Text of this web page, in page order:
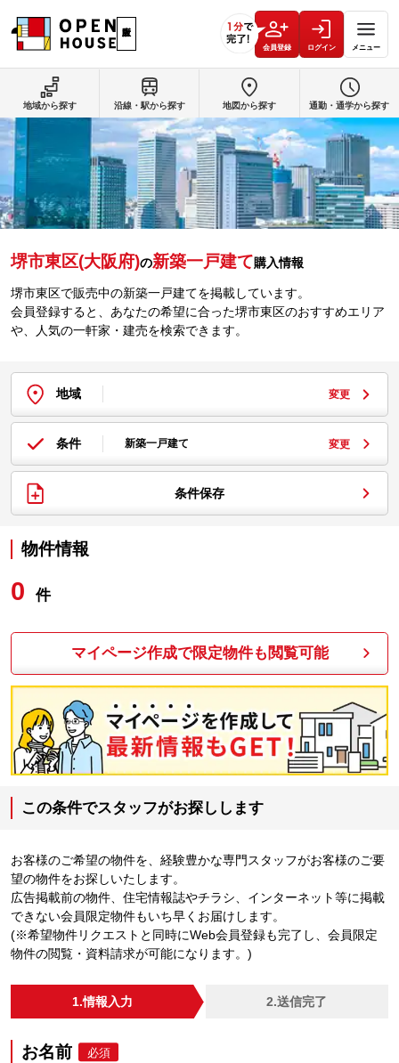
会員登録 ログイン メニュー
堺市東区(大阪府)の新築一戸建て購入情報
堺市東区で販売中の新築一戸建てを掲載しています。
会員登録すると、あなたの希望に合った堺市東区のおすすめエリア
や、人気の一軒家・建売を検索できます。
地域 変更
条件 新築一戸建て 変更
条件保存
物件情報
0 件
マイページ作成で限定物件も閲覧可能
この条件でスタッフがお探しします
お客様のご希望の物件を、経験豊かな専門スタッフがお客様のご要
望の物件をお探しいたします。
広告掲載前の物件、住宅情報誌やチラシ、インターネット等に掲載
できない会員限定物件もいち早くお届けします。
(※希望物件リクエストと同時にWeb会員登録も完了し、会員限定
物件の閲覧・資料請求が可能になります。)
1.情報入力 2.送信完了
お名前 必須
地域から探す 沿線・駅から探す 地図から探す 通勤・通学から探す